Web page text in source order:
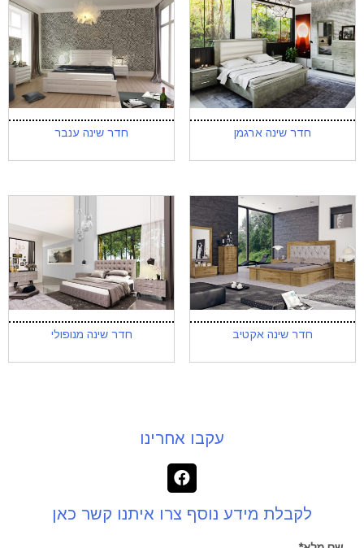
חדר שינה ארגמן חדר שינה ענבר
חדר שינה אקטיב חדר שינה מנופולי
עקבו אחרינו
לקבלת מידע נוסף צרו איתנו קשר כאן